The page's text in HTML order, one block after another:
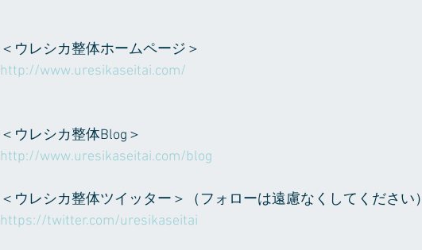
＜ウレシカ整体ホームページ＞
http://www.uresikaseitai.com/
＜ウレシカ整体Blog＞
http://www.uresikaseitai.com/blog
＜ウレシカ整体ツイッター＞（フォローは遠慮なくしてください）
https://twitter.com/uresikaseitai